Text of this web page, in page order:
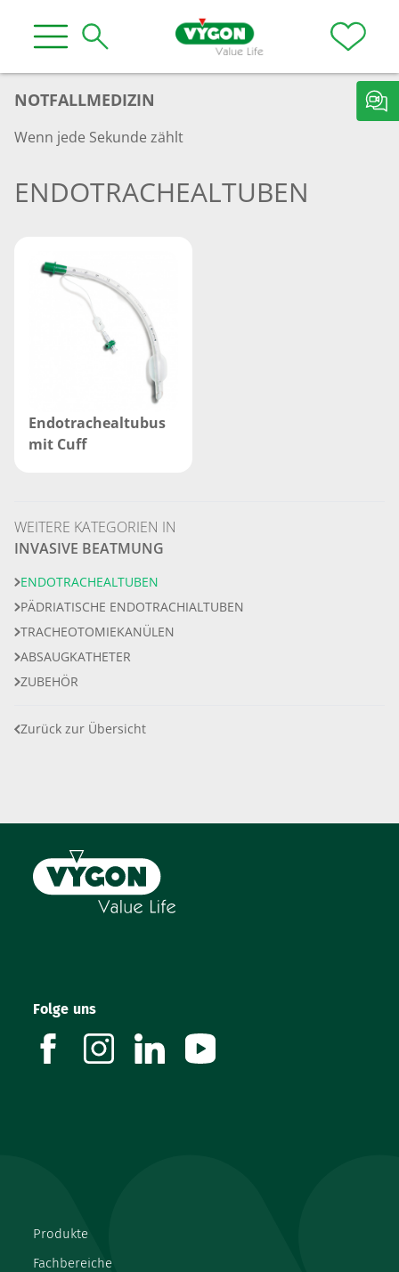
NOTFALLMEDIZIN
Wenn jede Sekunde zählt
ENDOTRACHEALTUBEN
Endotrachealtubus
mit Cuff
WEITERE KATEGORIEN IN
INVASIVE BEATMUNG
ENDOTRACHEALTUBEN
PÄDRIATISCHE ENDOTRACHIALTUBEN
TRACHEOTOMIEKANÜLEN
ABSAUGKATHETER
ZUBEHÖR
Zurück zur Übersicht
Produkte
Fachbereiche
Folge uns